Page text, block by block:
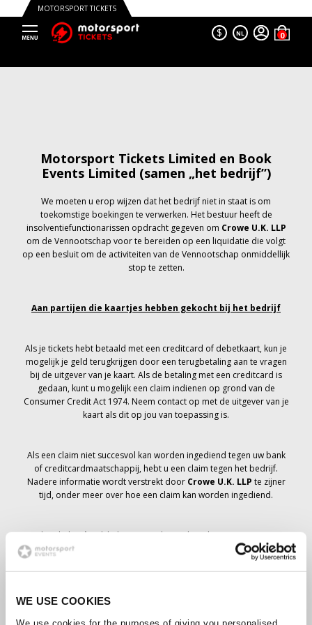
WE USE COOKIES
MOTORSPORT TICKETS
$ NL
Motorsport Tickets Limited en Book
Events Limited (samen „het bedrijf”)
We moeten u erop wijzen dat het bedrijf niet in staat is om
toekomstige boekingen te verwerken. Het bestuur heeft de
insolventiefunctionarissen opdracht gegeven om Crowe U.K. LLP
om de Vennootschap voor te bereiden op een liquidatie die volgt
op een besluit om de activiteiten van de Vennootschap onmiddellijk
stop te zetten.
Aan partijen die kaartjes hebben gekocht bij het bedrijf
Als je tickets hebt betaald met een creditcard of debetkaart, kun je
mogelijk je geld terugkrijgen door een terugbetaling aan te vragen
bij de uitgever van je kaart. Als de betaling met een creditcard is
gedaan, kunt u mogelijk een claim indienen op grond van de
Consumer Credit Act 1974. Neem contact op met de uitgever van je
kaart als dit op jou van toepassing is.
Als een claim niet succesvol kan worden ingediend tegen uw bank
of creditcardmaatschappij, hebt u een claim tegen het bedrijf.
Nadere informatie wordt verstrekt door Crowe U.K. LLP te zijner
tijd, onder meer over hoe een claim kan worden ingediend.
Als je hebtnietIk heb een annuleringsbericht ontvangen met
betrekking tot je ticketbestelling, je boeking is niet geannuleerd en
er wordt verwacht dat je de tickets die je hebt besteld te zijner tijd
zult ontvangen. Het management van het bedrijf werkt samen met